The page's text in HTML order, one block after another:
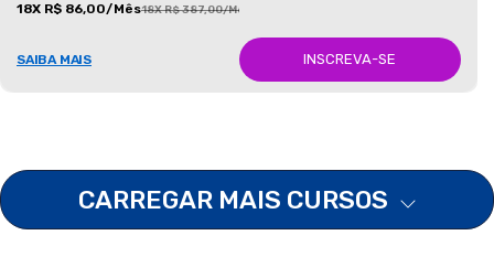
18X R$ 86,00/Mês18X R$ 387,00/Mês
SAIBA MAIS INSCREVA-SE
CARREGAR MAIS CURSOS